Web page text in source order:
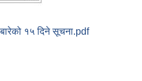
१५ दिने सूचना.pdf